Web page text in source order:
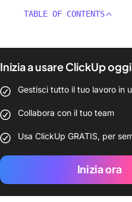
TABLE OF CONTENTS
Inizia a usare ClickUp
Gestisci tutto il tuo lavoro in
Collabora con il tuo team
Usa ClickUp GRATIS, per
Inizia ora